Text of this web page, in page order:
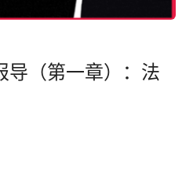
导（第一章）：法